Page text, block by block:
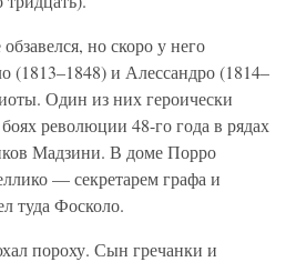
но скоро у него
(1813–1848) и Алессандро (1814–
Один из них героически
революции 48-го года в рядах
Мадзини. В доме Порро
— секретарем графа и
туда Фосколо.
пороху. Сын гречанки и